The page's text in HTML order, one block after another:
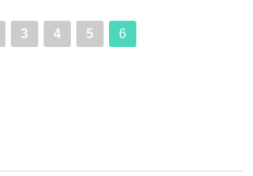
3 4 5 6